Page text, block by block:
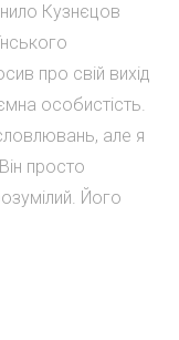
Кузнєцов
про свій вихід
особистість.
але я
просто
Його